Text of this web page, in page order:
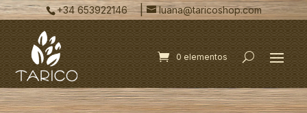
+34 653922146 | luana@taricoshop.com
0 elementos